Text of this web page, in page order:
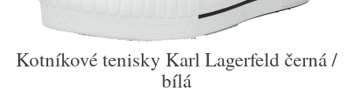
Kotníkové tenisky Karl Lagerfeld černá /
bílá